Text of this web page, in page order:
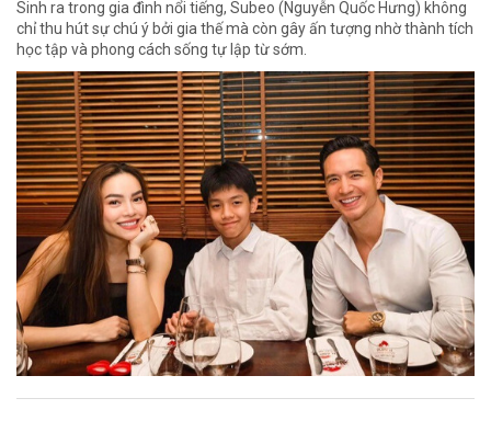
Sinh ra trong gia đình nổi tiếng, Subeo (Nguyễn Quốc Hưng) không
chỉ thu hút sự chú ý bởi gia thế mà còn gây ấn tượng nhờ thành tích
học tập và phong cách sống tự lập từ sớm.